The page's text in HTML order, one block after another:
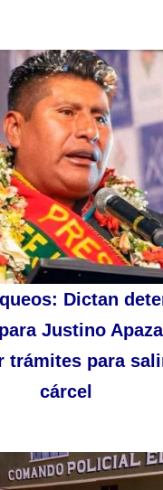
Dictan
Justino
trámites para
cárcel